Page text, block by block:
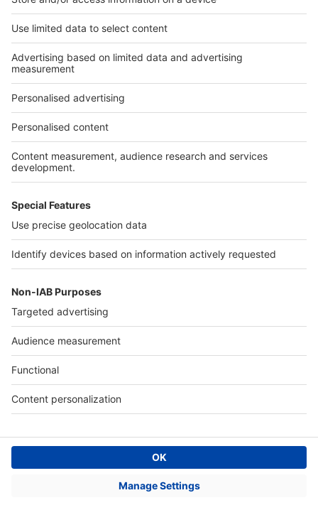
Découvrez nos applications
Services pro
Tous nos services pro
Accès client
Informations légales
Politique Générale de Protection des Données
Charte éditeur
Paramétrer mes cookies
Digital Classifieds France SAS © 2024 - all rights